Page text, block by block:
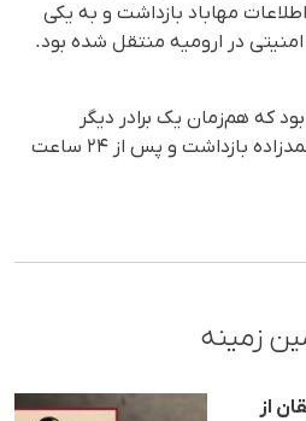
اطلاعات مهاباد بازداشت و به یکی
امنیتی در ارومیه منتقل شده بود.
که هم‌زمان یک برادر دیگر
محسن با هویت یاسین احمدزاده بازداشت و پس از ۲۴ ساعت
زمینه
از